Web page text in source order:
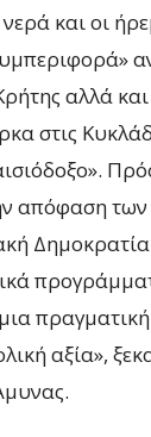
και οι
αλλά
στις
απόφαση
αξία»,